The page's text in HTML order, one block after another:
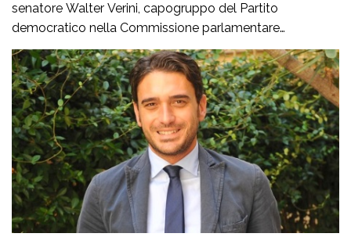
senatore Walter Verini, capogruppo del Partito
democratico nella Commissione parlamentare
Antimafia, hanno fatto visita a Patrizia Rodi Morabito,
imprenditrice agricola di Rosarno (Rc) la cui azienda è
stata più volte colpita da incendi, furti e danneggiamenti.
L’ultimo grave episodio si è verificato nei giorni scorsi […]